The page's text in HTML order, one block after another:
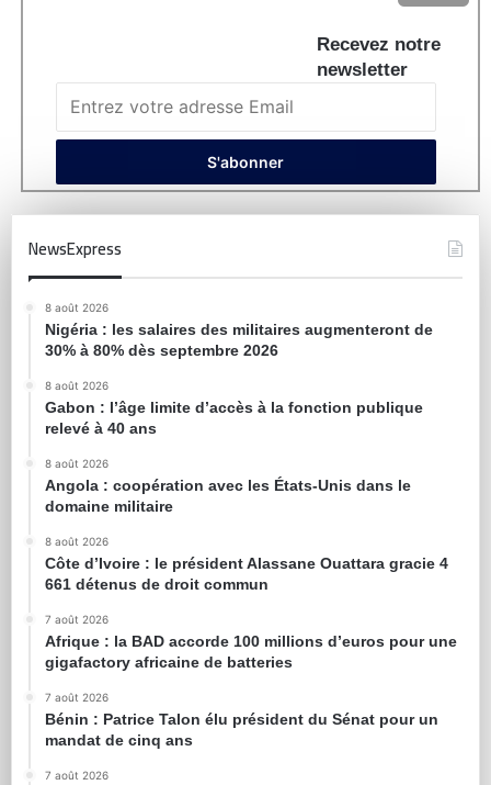
Recevez notre
newsletter
NewsExpress
8 août 2026
Nigéria : les salaires des militaires augmenteront de
30% à 80% dès septembre 2026
8 août 2026
Gabon : l’âge limite d’accès à la fonction publique
relevé à 40 ans
8 août 2026
Angola : coopération avec les États-Unis dans le
domaine militaire
8 août 2026
Côte d’Ivoire : le président Alassane Ouattara gracie 4
661 détenus de droit commun
7 août 2026
Afrique : la BAD accorde 100 millions d’euros pour une
gigafactory africaine de batteries
7 août 2026
Bénin : Patrice Talon élu président du Sénat pour un
mandat de cinq ans
7 août 2026